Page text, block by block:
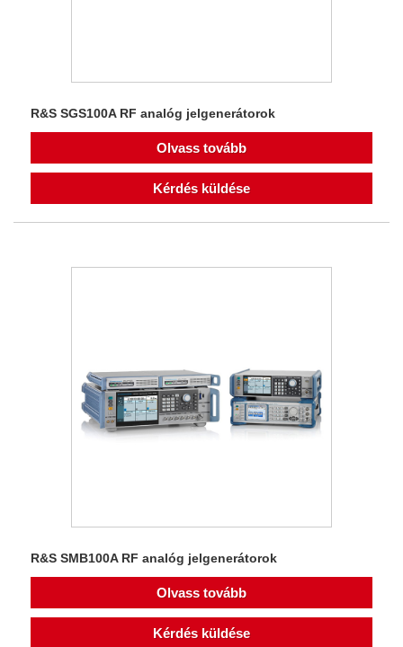
R&S SGS100A RF analóg jelgenerátorok
Olvass tovább
Kérdés küldése
R&S SMB100A RF analóg jelgenerátorok
Olvass tovább
Kérdés küldése